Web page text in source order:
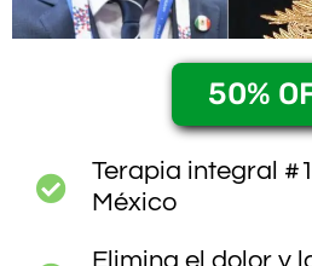
50%
Terapia integral
México